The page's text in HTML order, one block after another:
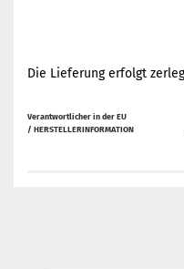
Die Lieferung erfolgt
Verantwortlicher in der EU
/ HERSTELLERINFORMATION